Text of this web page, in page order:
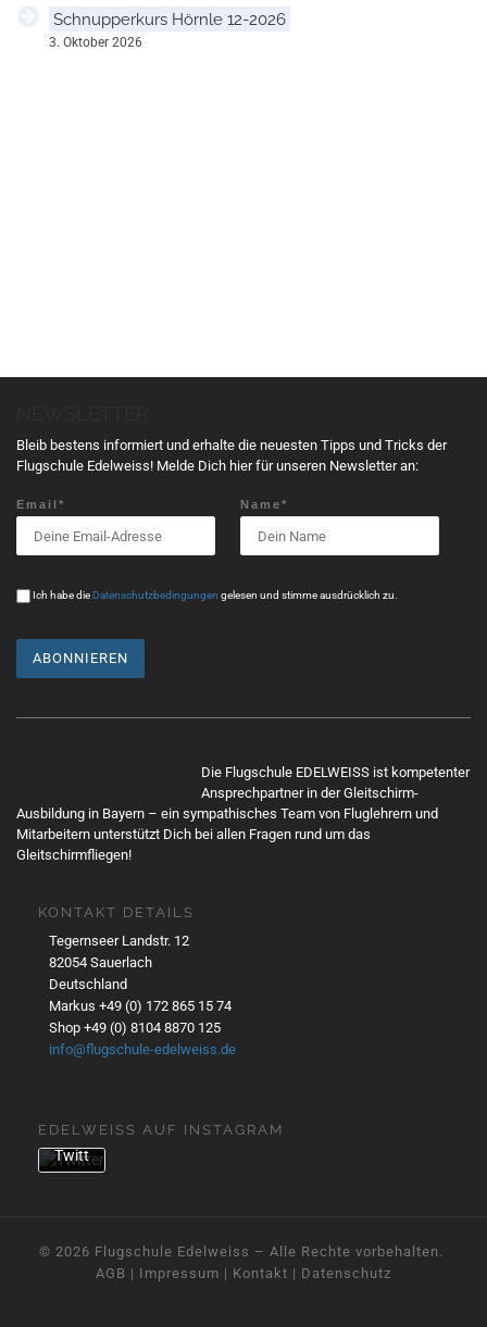
Schnupperkurs Hörnle 12-2026
3. Oktober 2026
n
g
a
i
a
o
Bleib bestens informiert und erhalte die neuesten Tipps und Tricks der
Flugschule Edelweiss! Melde Dich hier für unseren Newsletter an:
Email* Name*
Ich habe dieDatenschutzbedingungen gelesen und stimme ausdrücklich zu.
Die Flugschule EDELWEISS ist kompetenter
Ansprechpartner in der Gleitschirm-
Ausbildung in Bayern – ein sympathisches Team von Fluglehrern und
Mitarbeitern unterstützt Dich bei allen Fragen rund um das
Gleitschirmfliegen!
KONTAKT DETAILS
Tegernseer Landstr. 12
82054 Sauerlach
Deutschland
Markus +49 (0) 172 865 15 74
Shop +49 (0) 8104 8870 125
info@flugschule-edelweiss.de
EDELWEISS AUF INSTAGRAM
n
des
Twe
akze
en
Sie
die
Date
nsch
von
Twitt
er.
hren
© 2026 Flugschule Edelweiss – Alle Rechte vorbehalten. ­
AGB | Impressum | Kontakt | Datenschutz